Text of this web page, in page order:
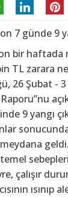
7 günde 9
bir
TL zarara
26 Şubat -
9 yangı
geldi.
çalışır
ısınıp